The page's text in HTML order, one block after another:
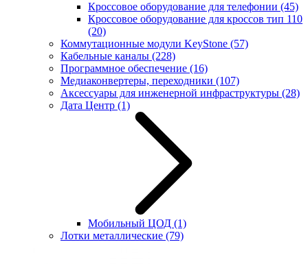
Кроссовое оборудование для телефонии (45)
Кроссовое оборудование для кроссов тип 110
(20)
Коммутационные модули KeyStone (57)
Кабельные каналы (228)
Программное обеспечение (16)
Медиаконвертеры, переходники (107)
Аксессуары для инженерной инфраструктуры (28)
Дата Центр (1)
Мобильный ЦОД (1)
Лотки металлические (79)